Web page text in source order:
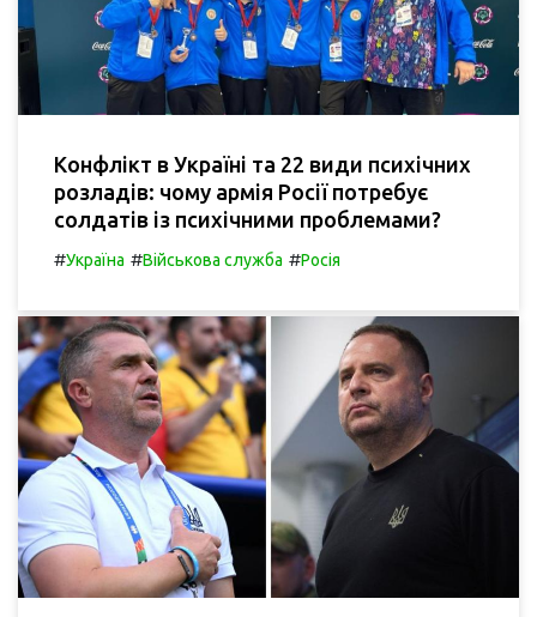
Конфлікт в Україні та 22 види психічних
розладів: чому армія Росії потребує
солдатів із психічними проблемами?
#Україна #Військова служба #Росія